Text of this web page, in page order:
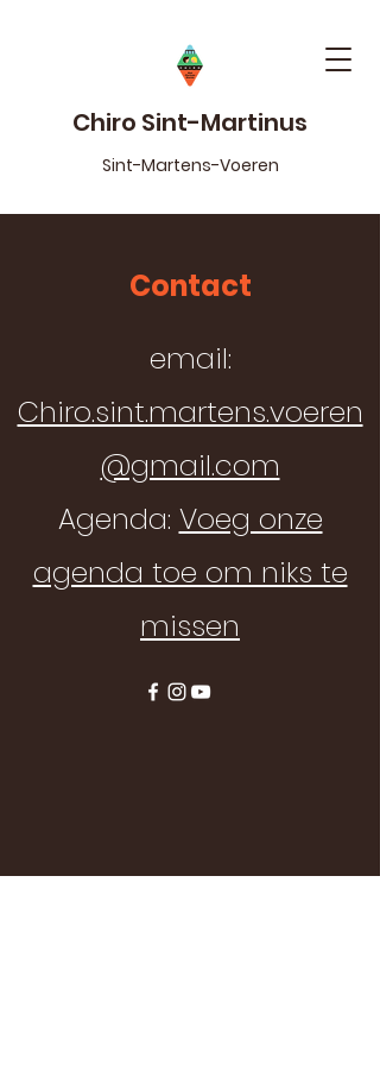
Chiro Sint-Martinus
Sint-Martens-Voeren
Contact
email:
Chiro.sint.martens.voeren
@gmail.com
Agenda: Voeg onze
agenda toe om niks te
missen